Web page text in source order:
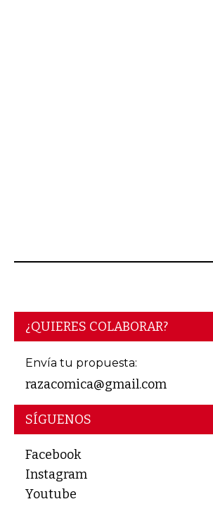
¿QUIERES COLABORAR?
Envía tu propuesta:
razacomica@gmail.com
SÍGUENOS
Facebook
Instagram
Youtube